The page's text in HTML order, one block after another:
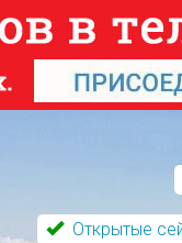
Открытые